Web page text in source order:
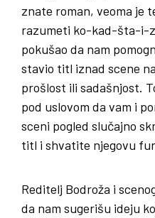
znate roman, veoma je
razumeti ko-kad-šta-i-
pokušao da nam
stavio titl iznad scene
prošlost ili sadašnjost.
pod uslovom da vam i
sceni pogled slučajno
titl i shvatite njegovu
Reditelj Bodroža i
da nam sugerišu ideju